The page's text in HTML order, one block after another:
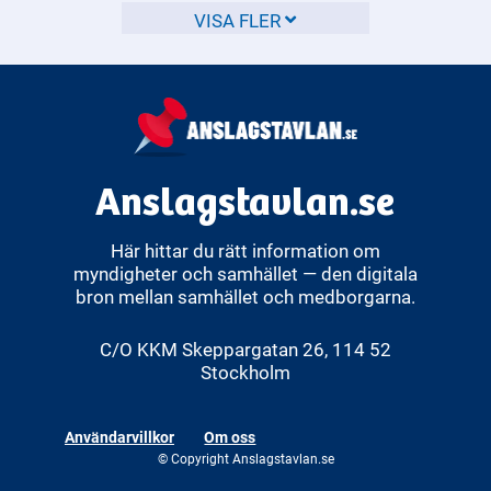
VISA FLER
Anslagstavlan.se
Här hittar du rätt information om
myndigheter och samhället — den digitala
bron mellan samhället och medborgarna.
C/O KKM Skeppargatan 26, 114 52
Stockholm
Användarvillkor Om oss
© Copyright Anslagstavlan.se